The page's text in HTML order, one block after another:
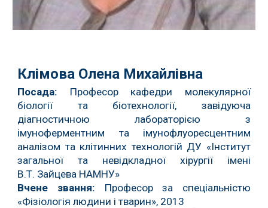
Клімова Олена Михайлівна
Посада: Професор кафедри молекулярної
біології та біотехнології, завідуюча
діагностичною лабораторією з
імуноферментним та імунофлуоресцентним
аналізом та клітинних технологій ДУ «Інститут
загальної та невідкладної хірургії імені
В.Т. Зайцева НАМНУ»
Вчене звання: Професор за спеціальністю
«Фізіологія людини і тварин», 2013